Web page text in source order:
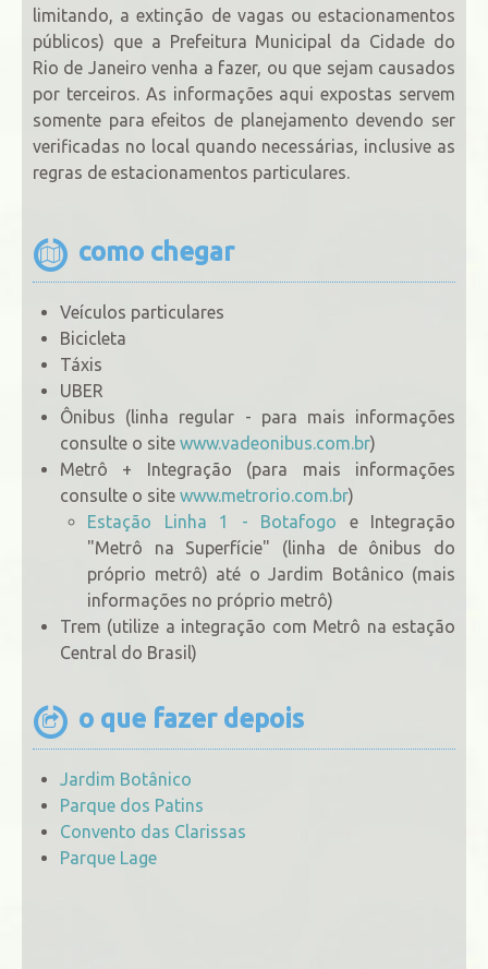
limitando, a extinção de vagas ou estacionamentos
públicos) que a Prefeitura Municipal da Cidade do
Rio de Janeiro venha a fazer, ou que sejam causados
por terceiros. As informações aqui expostas servem
somente para efeitos de planejamento devendo ser
verificadas no local quando necessárias, inclusive as
regras de estacionamentos particulares.
como chegar
Veículos particulares
Bicicleta
Táxis
UBER
Ônibus (linha regular - para mais informações
consulte o site www.vadeonibus.com.br)
Metrô + Integração (para mais informações
consulte o site www.metrorio.com.br)
Estação Linha 1 - Botafogo e Integração
"Metrô na Superfície" (linha de ônibus do
próprio metrô) até o Jardim Botânico (mais
informações no próprio metrô)
Trem (utilize a integração com Metrô na estação
Central do Brasil)
o que fazer depois
Jardim Botânico
Parque dos Patins
Convento das Clarissas
Parque Lage